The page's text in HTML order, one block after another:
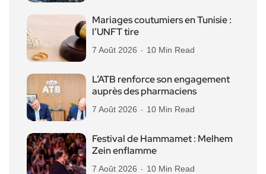
Mariages coutumiers en Tunisie :
l’UNFT tire
7 Août 2026 10 Min Read
L’ATB renforce son engagement
auprès des pharmaciens
7 Août 2026 10 Min Read
Festival de Hammamet : Melhem
Zein enflamme
7 Août 2026 10 Min Read